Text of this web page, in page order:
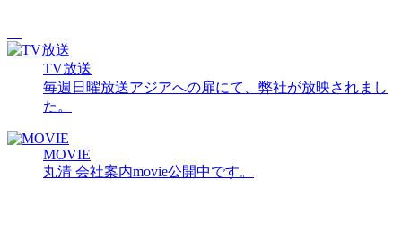
TV放送
毎週日曜放送アジアへの扉にて、弊社が放映されまし
た。
MOVIE
丸清 会社案内movie公開中です。